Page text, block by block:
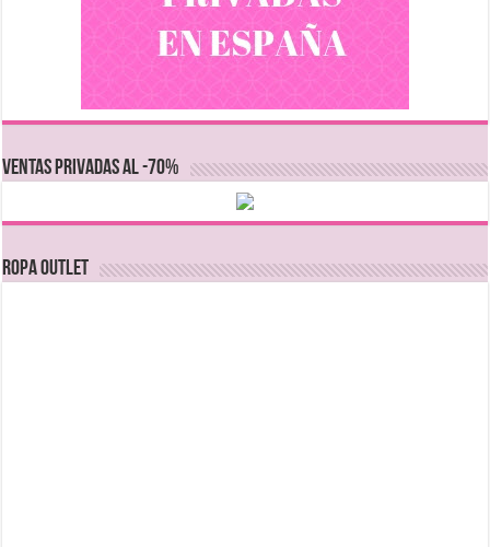
VENTAS PRIVADAS AL -70%
Ropa Outlet